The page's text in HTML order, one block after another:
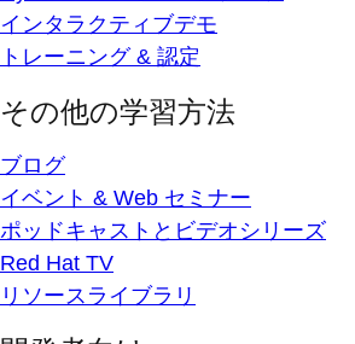
インタラクティブデモ
トレーニング & 認定
その他の学習方法
ブログ
イベント & Web セミナー
ポッドキャストとビデオシリーズ
Red Hat TV
リソースライブラリ